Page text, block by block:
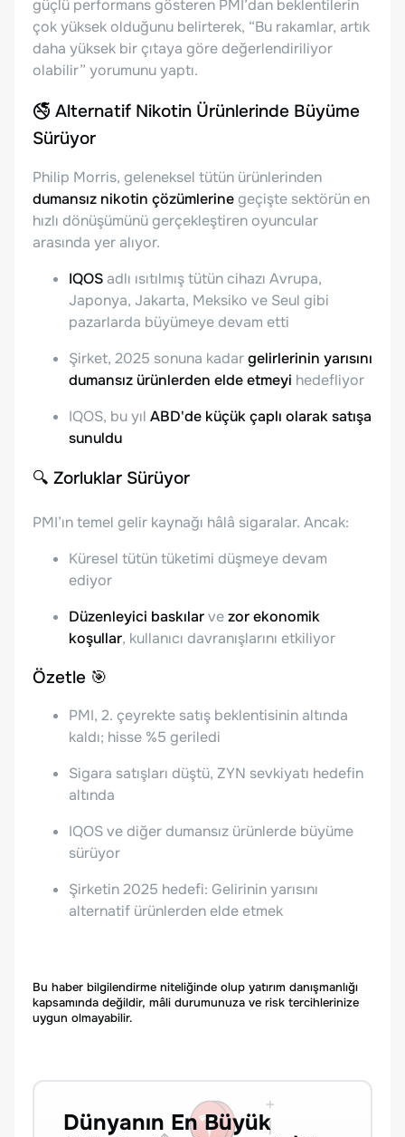
güçlü performans gösteren PMI’dan beklentilerin
çok yüksek olduğunu belirterek, “Bu rakamlar, artık
daha yüksek bir çıtaya göre değerlendiriliyor
olabilir” yorumunu yaptı.
🚭 Alternatif Nikotin Ürünlerinde Büyüme
Sürüyor
Philip Morris, geleneksel tütün ürünlerinden
duman­sız nikotin çözümlerinegeçişte sektörün en
hızlı dönüşümünü gerçekleştiren oyuncular
arasında yer alıyor.
IQOS adlı ısıtılmış tütün cihazı Avrupa,
Japonya, Jakarta, Meksiko ve Seul gibi
pazarlarda büyümeye devam etti
Şirket, 2025 sonuna kadargelirlerinin yarısını
dumansız ürünlerden elde etmeyi hedefliyor
IQOS, bu yıl ABD'de küçük çaplı olarak satışa
sunuldu
🔍 Zorluklar Sürüyor
PMI’ın temel gelir kaynağı hâlâ sigaralar. Ancak:
Küresel tütün tüketimi düşmeye devam
ediyor
Düzenleyici baskılarvezor ekonomik
koşullar, kullanıcı davranışlarını etkiliyor
Özetle 🎯
PMI, 2. çeyrekte satış beklentisinin altında
kaldı; hisse %5 geriledi
Sigara satışları düştü, ZYN sevkiyatı hedefin
altında
IQOS ve diğer dumansız ürünlerde büyüme
sürüyor
Şirketin 2025 hedefi: Gelirinin yarısını
alternatif ürünlerden elde etmek
Bu haber bilgilendirme niteliğinde olup yatırım danışmanlığı
kapsamında değildir, mâli durumunuza ve risk tercihlerinize
uygun olmayabilir.
Dünyanın En Büyük